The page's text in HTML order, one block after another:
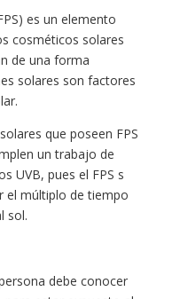
es un elemento
cosméticos solares
de una forma
solares son factores
que poseen FPS
un trabajo de
UVB, pues el FPS s
el múltiplo de tiempo
sol.
debe conocer